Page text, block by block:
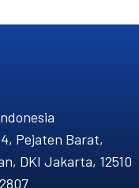
Pejaten Barat,
DKI Jakarta, 12510